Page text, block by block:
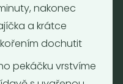
nakonec
a krátce
dochutit
pekáčku vrstvíme